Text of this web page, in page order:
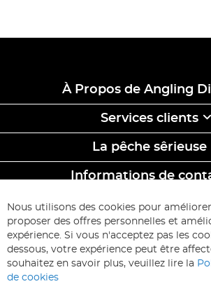
À Propos de Angling
Services clients
La pêche sêrieuse
Informations de
ABONNEZ-VOUS &
Inscription
à
d’information
:
Inscription
Nous utilisons des cookies pour
proposer des offres personnelles et
expérience. Si vous n'acceptez pas les
dessous, votre expérience peut être
souhaitez en savoir plus, veuillez lire la
de cookies